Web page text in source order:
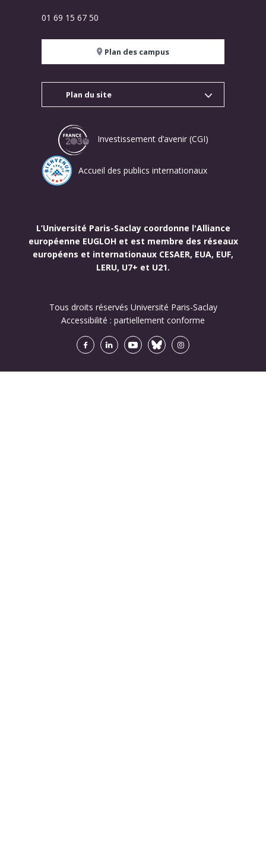
01 69 15 67 50
Plan des campus
Plan du site
Investissement d’avenir (CGI)
Accueil des publics internationaux
L’Université Paris-Saclay coordonne l'Alliance
européenne EUGLOH et est membre des réseaux
européens et internationaux CESAER, EUA, EUF,
LERU, U7+ et U21.
Tous droits réservés Université Paris-Saclay
Accessibilité : partiellement conforme
FacebookLinkedInYoutubeBlueskyInstagram